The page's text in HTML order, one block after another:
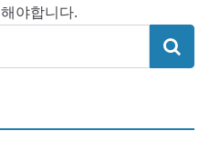
해야합니다.